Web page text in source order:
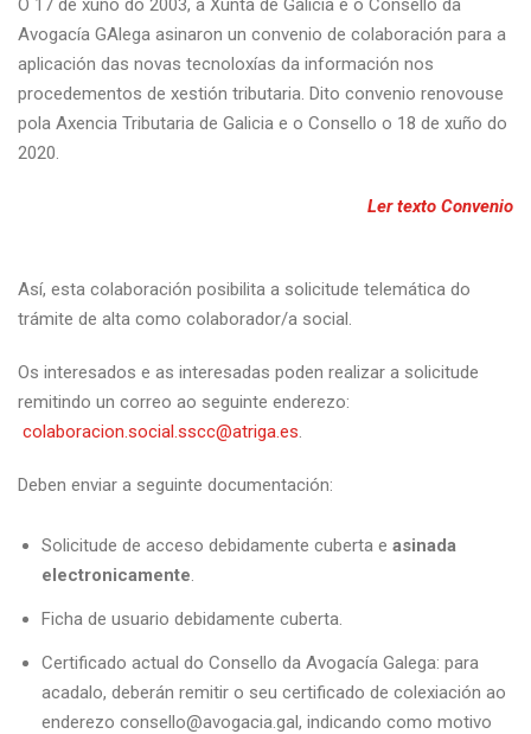
O 17 de xuño do 2003, a Xunta de Galicia e o Consello da
Avogacía GAlega asinaron un convenio de colaboración para a
aplicación das novas tecnoloxías da información nos
procedementos de xestión tributaria. Dito convenio renovouse
pola Axencia Tributaria de Galicia e o Consello o 18 de xuño do
2020.
Ler texto Convenio
Así, esta colaboración posibilita a solicitude telemática do
trámite de alta como colaborador/a social.
Os interesados e as interesadas poden realizar a solicitude
remitindo un correo ao seguinte enderezo:
colaboracion.social.sscc@atriga.es.
Deben enviar a seguinte documentación:
Solicitude de acceso debidamente cuberta e asinada
electronicamente.
Ficha de usuario debidamente cuberta.
Certificado actual do Consello da Avogacía Galega: para
acadalo, deberán remitir o seu certificado de colexiación ao
enderezo consello@avogacia.gal, indicando como motivo